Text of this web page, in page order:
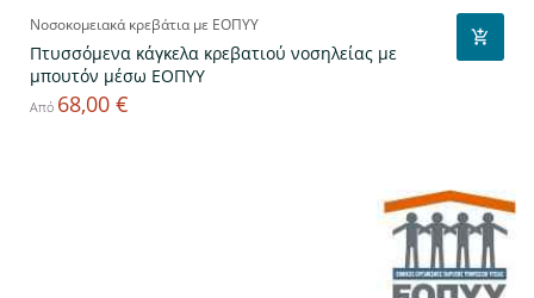
Νοσοκομειακά κρεβάτια με ΕΟΠΥΥ
Πτυσσόμενα κάγκελα κρεβατιού νοσηλείας με
μπουτόν μέσω ΕΟΠΥΥ
Από Τιμή
68,00 €